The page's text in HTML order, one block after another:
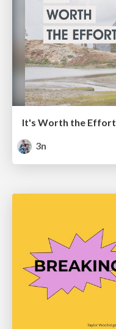
It's Worth the Effort
3n